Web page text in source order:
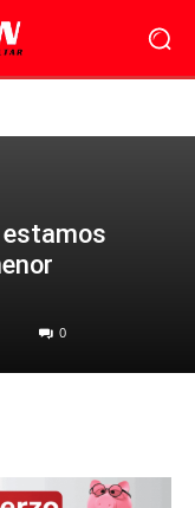
estamos
0